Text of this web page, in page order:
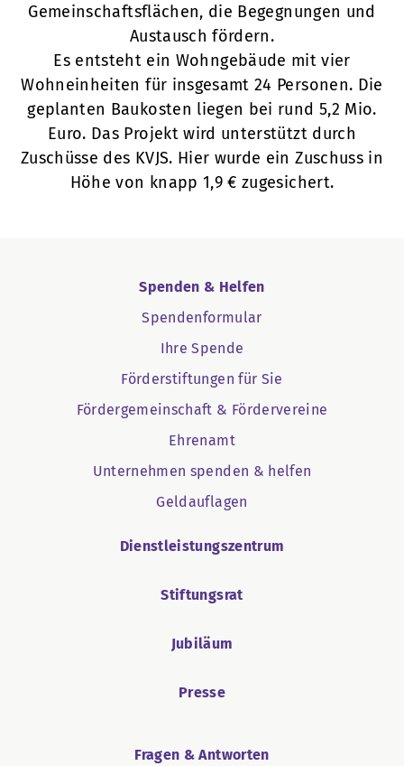
Gemeinschaftsflächen, die Begegnungen und
Austausch fördern.
Es entsteht ein Wohngebäude mit vier
Wohneinheiten für insgesamt 24 Personen. Die
geplanten Baukosten liegen bei rund 5,2 Mio.
Euro. Das Projekt wird unterstützt durch
Zuschüsse des KVJS. Hier wurde ein Zuschuss in
Höhe von knapp 1,9 € zugesichert.
Spenden & Helfen
Spendenformular
Ihre Spende
Förderstiftungen für Sie
Fördergemeinschaft & Fördervereine
Ehrenamt
Unternehmen spenden & helfen
Geldauflagen
Dienstleistungszentrum
Stiftungsrat
Jubiläum
Presse
Fragen & Antworten